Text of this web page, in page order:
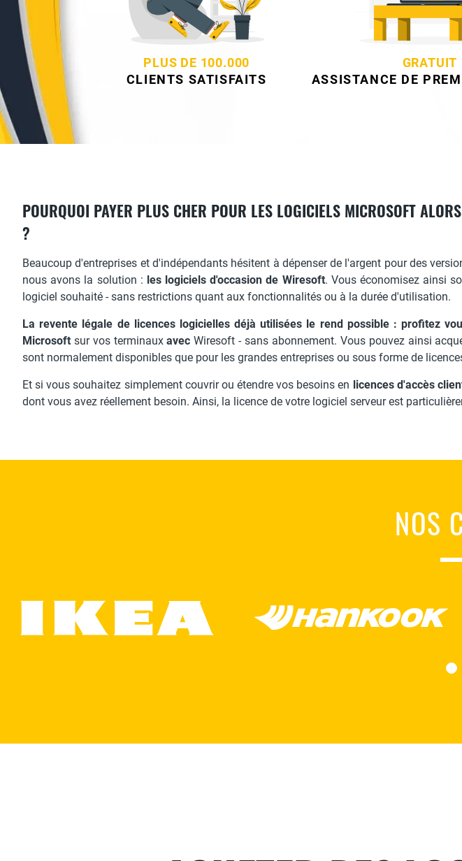
PLUS DE 100.000
CLIENTS SATISFAITS
GRATUIT
ASSISTANCE DE
POURQUOI PAYER PLUS CHER POUR LES LOGICIELS MICROSOFT
?
Beaucoup d'entreprises et d'indépendants hésitent à dépenser de l'argent pour des
nous avons la solution : les logiciels d'occasion de Wiresoft. Vous économisez ainsi
logiciel souhaité - sans restrictions quant aux fonctionnalités ou à la durée d'utilisation.
La revente légale de licences logicielles déjà utilisées le rend possible : profitez
Microsoft sur vos terminaux avec Wiresoft - sans abonnement. Vous pouvez ainsi
sont normalement disponibles que pour les grandes entreprises ou sous forme de
Et si vous souhaitez simplement couvrir ou étendre vos besoins en licences d'accès
dont vous avez réellement besoin. Ainsi, la licence de votre logiciel serveur est
NOS